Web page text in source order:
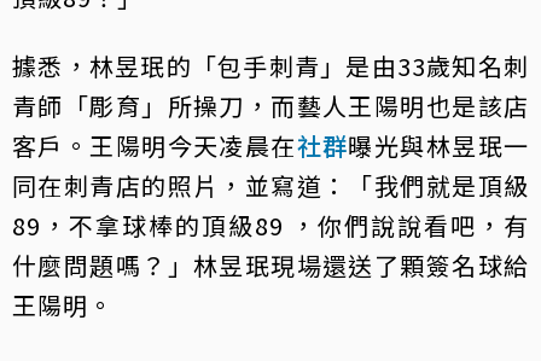
據悉，林昱珉的「包手刺青」是由33歲知名刺
青師「彫育」所操刀，而藝人王陽明也是該店
客戶。王陽明今天凌晨在社群曝光與林昱珉一
同在刺青店的照片，並寫道：「我們就是頂級
89，不拿球棒的頂級89 ，你們說說看吧，有
什麼問題嗎？」林昱珉現場還送了顆簽名球給
王陽明。